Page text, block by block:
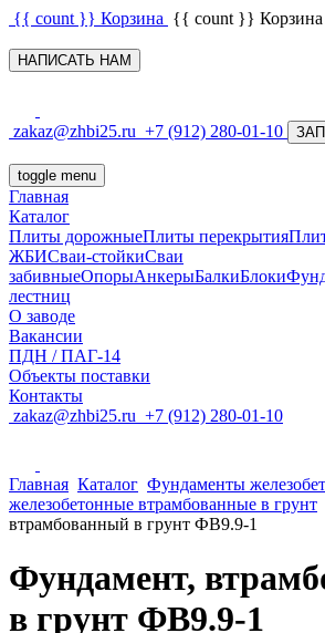
{{ count }} Корзина {{ count }} Корзина
НАПИСАТЬ НАМ
zakaz@zhbi25.ru +7 (912) 280-01-10
toggle menu
Главная
Каталог
Плиты дорожныеПлиты перекрытия
ЖБИСваи-стойкиСваи
забивныеОпорыАнкерыБалкиБлоки
лестниц
О заводе
Вакансии
ПДН / ПАГ-14
Объекты поставки
Контакты
zakaz@zhbi25.ru +7 (912) 280-01-10
Главная Каталог Фундаменты
железобетонные втрамбованные в грунт
втрамбованный в грунт ФВ9.9-1
Фундамент,
в грунт ФВ9.9-1